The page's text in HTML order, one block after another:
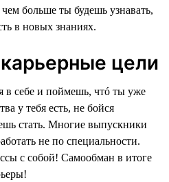
больше ты будешь узнавать,
в новых знаниях.
цели
в себе и поймешь, чтó ты уже
у тебя есть, не бойся
стать. Многие выпускники
не по специальности.
с собой! Самообман в итоге